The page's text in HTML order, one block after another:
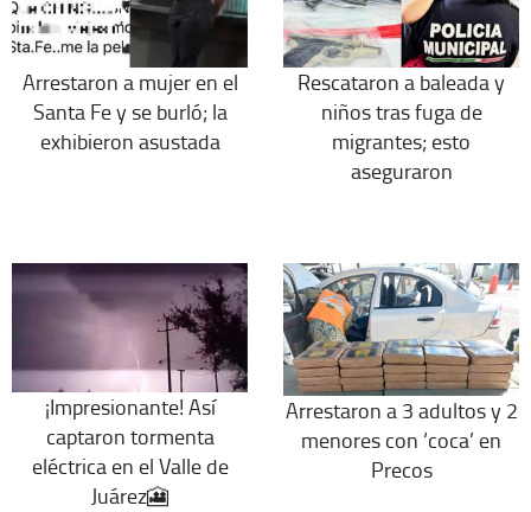
Arrestaron a mujer en el
Santa Fe y se burló; la
exhibieron asustada
Rescataron a baleada y
niños tras fuga de
migrantes; esto
aseguraron
¡Impresionante! Así
captaron tormenta
eléctrica en el Valle de
Juárez🎦
Arrestaron a 3 adultos y 2
menores con ‘coca’ en
Precos